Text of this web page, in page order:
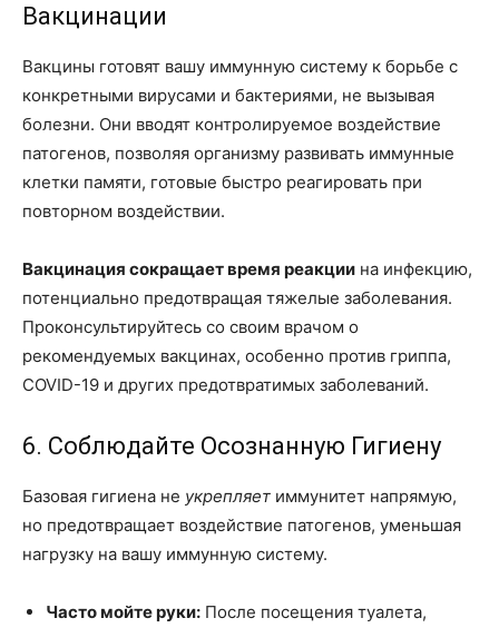
Вакцинации
Вакцины готовят вашу иммунную систему к борьбе с
конкретными вирусами и бактериями, не вызывая
болезни. Они вводят контролируемое воздействие
патогенов, позволяя организму развивать иммунные
клетки памяти, готовые быстро реагировать при
повторном воздействии.
Вакцинация сокращает время реакции на инфекцию,
потенциально предотвращая тяжелые заболевания.
Проконсультируйтесь со своим врачом о
рекомендуемых вакцинах, особенно против гриппа,
COVID-19 и других предотвратимых заболеваний.
6. Соблюдайте Осознанную Гигиену
Базовая гигиена не укрепляет иммунитет напрямую,
но предотвращает воздействие патогенов, уменьшая
нагрузку на вашу иммунную систему.
Часто мойте руки: После посещения туалета,